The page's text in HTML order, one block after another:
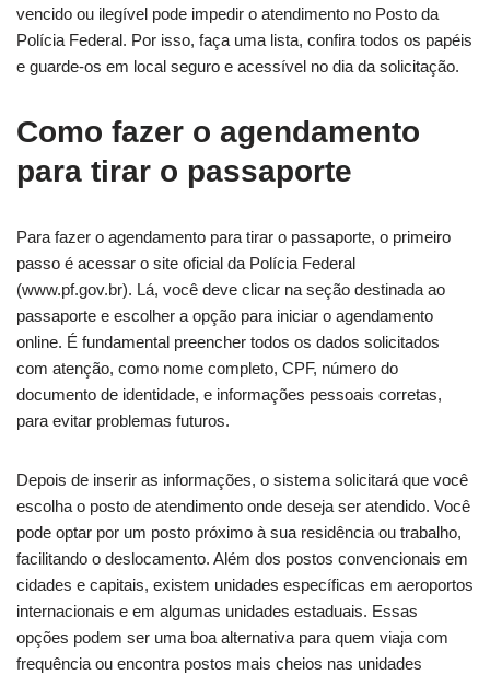
vencido ou ilegível pode impedir o atendimento no Posto da
Polícia Federal. Por isso, faça uma lista, confira todos os papéis
e guarde-os em local seguro e acessível no dia da solicitação.
Como fazer o agendamento
para tirar o passaporte
Para fazer o agendamento para tirar o passaporte, o primeiro
passo é acessar o site oficial da Polícia Federal
(www.pf.gov.br). Lá, você deve clicar na seção destinada ao
passaporte e escolher a opção para iniciar o agendamento
online. É fundamental preencher todos os dados solicitados
com atenção, como nome completo, CPF, número do
documento de identidade, e informações pessoais corretas,
para evitar problemas futuros.
Depois de inserir as informações, o sistema solicitará que você
escolha o posto de atendimento onde deseja ser atendido. Você
pode optar por um posto próximo à sua residência ou trabalho,
facilitando o deslocamento. Além dos postos convencionais em
cidades e capitais, existem unidades específicas em aeroportos
internacionais e em algumas unidades estaduais. Essas
opções podem ser uma boa alternativa para quem viaja com
frequência ou encontra postos mais cheios nas unidades